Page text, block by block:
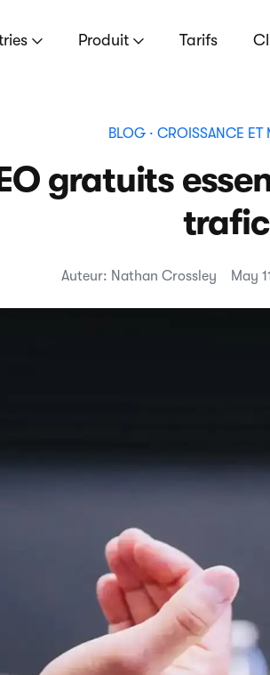
Produit Tarifs
BLOG· CROISSANCE ET
gratuits
trafic
Auteur: Nathan Crossley May